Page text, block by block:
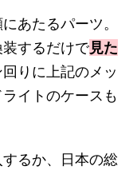
あたるパーツ。
するだけで見た
りに上記のメッ
イトのケースも
るか、日本の総